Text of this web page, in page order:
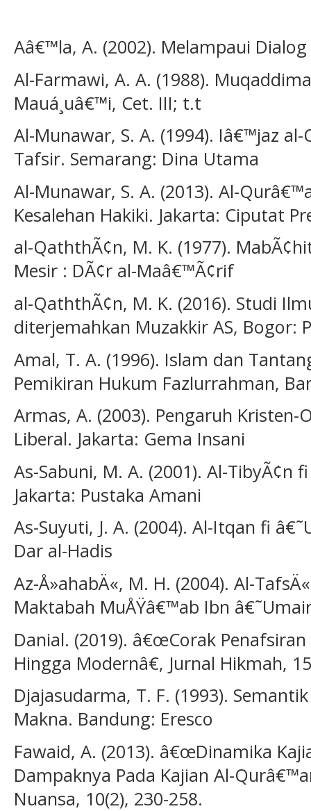
Aâ€™la, A. (2002). Melampaui
Al-Farmawi, A. A. (1988).
Mauá¸uâ€™i, Cet. III; t.t
Al-Munawar, S. A. (1994). Iâ€™jaz
Tafsir. Semarang: Dina Utama
Al-Munawar, S. A. (2013). Al-
Kesalehan Hakiki. Jakarta: Ciputat
al-QaththÃ¢n, M. K. (1977).
Mesir : DÃ¢r al-Maâ€™Ã¢rif
al-QaththÃ¢n, M. K. (2016). Studi
diterjemahkan Muzakkir AS, Bogor:
Amal, T. A. (1996). Islam dan
Pemikiran Hukum Fazlurrahman,
Armas, A. (2003). Pengaruh
Liberal. Jakarta: Gema Insani
As-Sabuni, M. A. (2001). Al-TibyÃ¢n
Jakarta: Pustaka Amani
As-Suyuti, J. A. (2004). Al-Itqan fi
Dar al-Hadis
Az-Å»ahabÄ«, M. H. (2004). Al-
Maktabah MuÅŸâ€™ab Ibn
Danial. (2019). â€œCorak
Hingga Modernâ€, Jurnal Hikmah,
Djajasudarma, T. F. (1993).
Makna. Bandung: Eresco
Fawaid, A. (2013). â€œDinamika
Dampaknya Pada Kajian Al-
Nuansa, 10(2), 230-258.